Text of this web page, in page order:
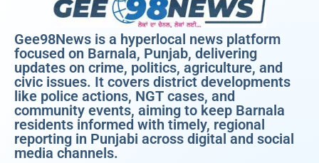
Gee98News is a hyperlocal news platform
focused on Barnala, Punjab, delivering
updates on crime, politics, agriculture, and
civic issues. It covers district developments
like police actions, NGT cases, and
community events, aiming to keep Barnala
residents informed with timely, regional
reporting in Punjabi across digital and social
media channels.